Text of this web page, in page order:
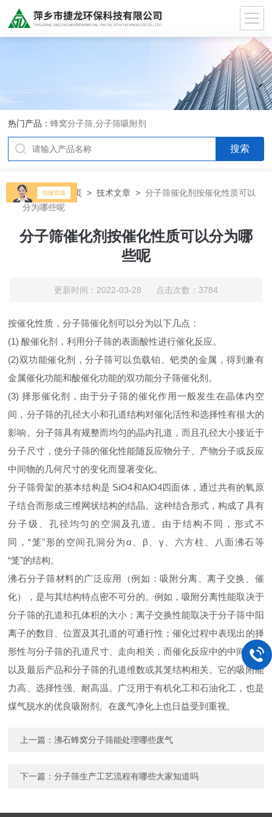
热门产品：蜂窝分子筛,分子筛吸附剂
当前位置：首页 >技术文章 >分子筛催化剂按催化性质可以
分为哪些呢
分子筛催化剂按催化性质可以分为哪
些呢
更新时间：2022-03-28 点击次数：3784
按催化性质，分子筛催化剂可以分为以下几点：
(1) 酸催化剂，利用分子筛的表面酸性进行催化反应。
(2)双功能催化剂，分子筛可以负载铂、钯类的金属，得到兼有
金属催化功能和酸催化功能的双功能分子筛催化剂。
(3) 择形催化剂，由于分子筛的催化作用一般发生在晶体内空
间，分子筛的孔径大小和孔道结构对催化活性和选择性有很大的
影响。分子筛具有规整而均匀的晶内孔道，而且孔径大小接近于
分子尺寸，使分子筛的催化性能随反应物分子、产物分子或反应
中间物的几何尺寸的变化而显著变化。
分子筛骨架的基本结构是 SiO4和AlO4四面体，通过共有的氧原
子结合而形成三维网状结构的结晶。这种结合形式，构成了具有
分子级、孔径均匀的空洞及孔道。由于结构不同，形式不
同，“笼"形的空间孔洞分为α、β、γ、六方柱、八面沸石等
“笼"的结构。
沸石分子筛材料的广泛应用（例如：吸附分离、离子交换、催
化），是与其结构特点密不可分的。例如，吸附分离性能取决于
分子筛的孔道和孔体积的大小；离子交换性能取决于分子筛中阳
离子的数目、位置及其孔道的可通行性；催化过程中表现出的择
形性与分子筛的孔道尺寸、走向相关，而催化反应中的中间产物
以及最后产品和分子筛的孔道维数或其笼结构相关。它的吸附能
力高、选择性强、耐高温。广泛用于有机化工和石油化工，也是
煤气脱水的优良吸附剂。在废气净化上也日益受到重视。
上一篇：沸石蜂窝分子筛能处理哪些废气
下一篇：分子筛生产工艺流程有哪些大家知道吗